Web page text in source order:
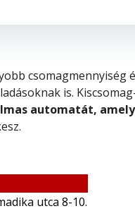
csomagmennyiség
is.
automatát,
utca 8-10.